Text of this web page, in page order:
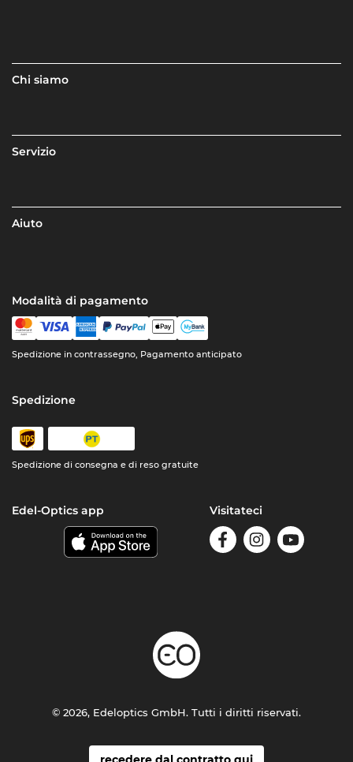
Chi siamo
Servizio
Aiuto
Modalità di pagamento
Spedizione in contrassegno, Pagamento anticipato
Spedizione
Spedizione di consegna e di reso gratuite
Edel-Optics app Visitateci
© 2026, Edeloptics GmbH. Tutti i diritti riservati.